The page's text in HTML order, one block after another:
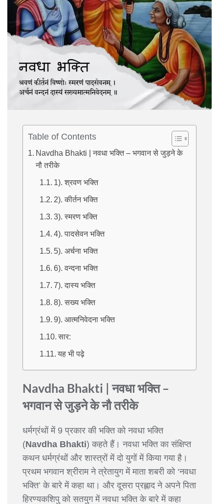
Table of Contents
Navdha Bhakti | नवधा भक्ति – भगवान से जुड़ने के
नौ तरीके
1). श्रवण भक्ति
2). कीर्तन भक्ति
3). स्मरण भक्ति
4). पादसेवन भक्ति
5). अर्चना भक्ति
6). वन्दना भक्ति
7). दास्य भक्ति
8). सख्य भक्ति
9). आत्मनिवेदना भक्ति
सार:
यह भी पढ़े
Navdha Bhakti | नवधा भक्ति –
भगवान से जुड़ने के नौ तरीके
धर्मग्रंथों में 9 प्रकार की भक्ति को नवधा भक्ति
(Navdha Bhakti) कहते हैं। नवधा भक्ति का संक्षिप्त
कथन धर्मग्रंथों और शास्त्रों में दो युगों में किया गया है।
प्रथम भगवान श्रीराम ने त्रेतायुग में माता शबरी को ‘नवधा
भक्ति’ के बारे में कहा था। और दूसरा प्रह्लाद ने अपने पिता
हिरण्यकशिपु को सतयुग में नवधा भक्ति के बारे में कहा